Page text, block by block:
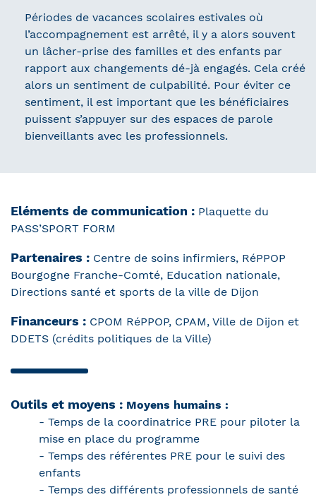
Périodes de vacances scolaires estivales où
l’accompagnement est arrêté, il y a alors souvent
un lâcher-prise des familles et des enfants par
rapport aux changements dé-jà engagés. Cela créé
alors un sentiment de culpabilité. Pour éviter ce
sentiment, il est important que les bénéficiaires
puissent s’appuyer sur des espaces de parole
bienveillants avec les professionnels.
Eléments de communication : Plaquette du
PASS’SPORT FORM
Partenaires : Centre de soins infirmiers, RéPPOP
Bourgogne Franche-Comté, Education nationale,
Directions santé et sports de la ville de Dijon
Financeurs : CPOM RéPPOP, CPAM, Ville de Dijon et
DDETS (crédits politiques de la Ville)
Outils et moyens : Moyens humains :
- Temps de la coordinatrice PRE pour piloter la
mise en place du programme
- Temps des référentes PRE pour le suivi des
enfants
- Temps des différents professionnels de santé